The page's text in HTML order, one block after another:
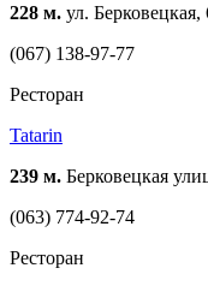
228 м. ул.
(067) 138-97-77
Ресторан
Tatarin
239 м. Берковецкая
(063) 774-92-74
Ресторан